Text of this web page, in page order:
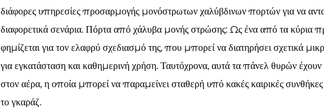
διάφορες υπηρεσίες προσαρμογής μονόστρωτων χαλύβδινων πορτών για να
διαφορετικά σενάρια. Πόρτα από χάλυβα μονής στρώσης: Ως ένα από τα κύρια
φημίζεται για τον ελαφρύ σχεδιασμό της, που μπορεί να διατηρήσει σχετικά
για εγκατάσταση και καθημερινή χρήση. Ταυτόχρονα, αυτά τα πάνελ θυρών έχουν
στον αέρα, η οποία μπορεί να παραμείνει σταθερή υπό κακές καιρικές
το γκαράζ.